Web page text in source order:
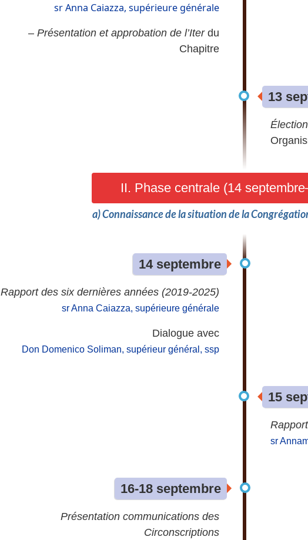
sr Anna Caiazza, supérieure générale
– Présentation et approbation de l’Iterdu
Chapitre
13
II. Phase centrale (14
a) Connaissance de la situation de la
14 septembre
Rapport des six dernières années (2019-2025)
sr Anna Caiazza, supérieure générale
Dialogue avec
Don Domenico Soliman, supérieur général, ssp
15
sr
16-18 septembre
Présentation communications des
Circonscriptions